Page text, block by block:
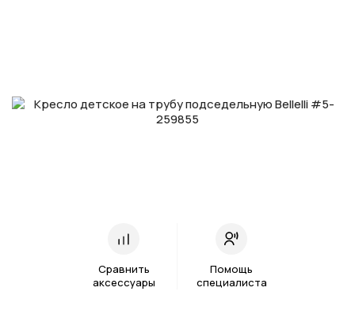
Сравнить
аксессуары
Помощь
специалиста